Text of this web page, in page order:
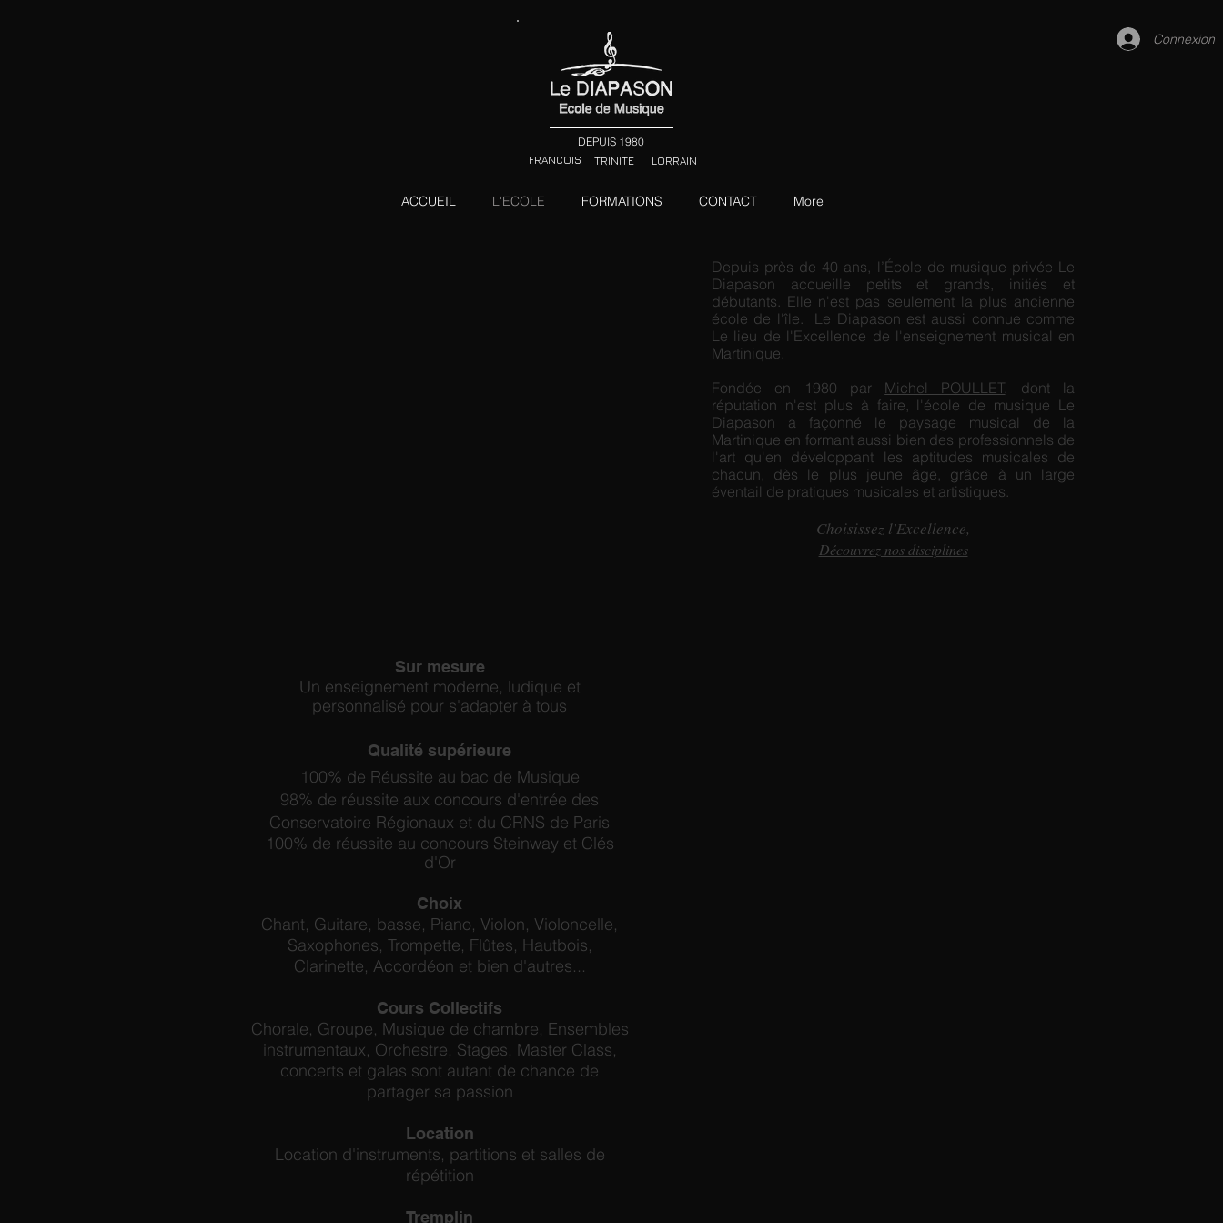
DEPUIS 1980
FRANCOIS
TRINITE LORRAIN
Connexion
ACCUEIL L'ECOLE FORMATIONS CONTACT More
Depuis près de 40 ans, l’École de musique privée Le
Diapason accueille petits et grands, initiés et
débutants. Elle n'est pas seulement la plus ancienne
école de l'île. Le Diapason est aussi connue comme
Le lieu de l'Excellence de l'enseignement musical en
Martinique.
Fondée en 1980 par Michel POULLET, dont la
réputation n'est plus à faire, l'école de musique Le
Diapason a façonné le paysage musical de la
Martinique en formant aussi bien des professionnels de
l'art qu'en développant les aptitudes musicales de
chacun, dès le plus jeune âge, grâce à un large
éventail de pratiques musicales et artistiques.
Choisissez l'Excellence,
Découvrez nos disciplines
Sur mesure
Un enseignement moderne, ludique et
personnalisé pour s'adapter à tous
Qualité supérieure
100% de Réussite au bac de Musique
98% de réussite aux concours d'entrée des
Conservatoire Régionaux et du CRNS de Paris
100% de réussite au concours Steinway et Clés
d'Or
Choix
Chant, Guitare, basse, Piano, Violon, Violoncelle,
Saxophones, Trompette, Flûtes, Hautbois,
Clarinette, Accordéon et bien d'autres...
Cours Collectifs
Chorale, Groupe, Musique de chambre, Ensembles
instrumentaux, Orchestre, Stages, Master Class,
concerts et galas sont autant de chance de
partager sa passion
Location
Location d'instruments, partitions et salles de
répétition
Tremplin